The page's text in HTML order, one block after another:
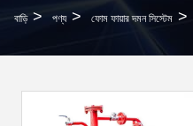
বাড়ি > পণ্য > ফোম ফায়ার দমন সিস্টেম >